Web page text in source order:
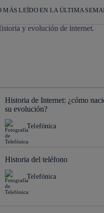
MÁS LEÍDO EN LA ÚLTIMA
Historia de Internet: ¿cómo
su evolución?
Telefónica
Historia del teléfono
Telefónica